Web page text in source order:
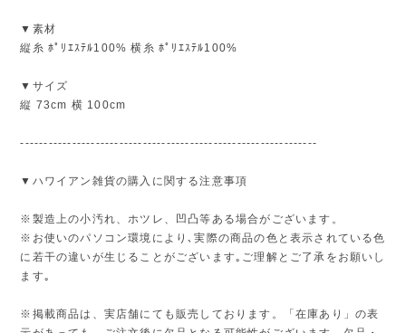
▼素材
縦糸 ﾎﾟﾘｴｽﾃﾙ100% 横糸 ﾎﾟﾘｴｽﾃﾙ100%
▼サイズ
縦 73cm 横 100cm
---------------------------------------------------------------
▼ハワイアン雑貨の購入に関する注意事項
※製造上の小汚れ、ホツレ、凹凸等ある場合がございます。
※お使いのパソコン環境により､実際の商品の色と表示されている色
に若干の違いが生じることがございます｡ご理解とご了承をお願いし
ます｡
※掲載商品は、実店舗にても販売しております。「在庫あり」の表